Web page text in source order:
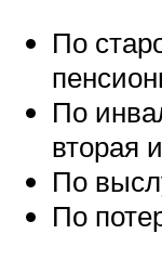
По
По
вторая
По
По